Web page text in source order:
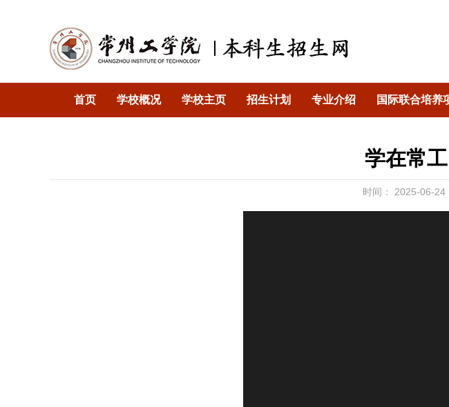
首页 学校概况 学校主页 招生计划 专业介绍 国际联合培养
学在常
时间： 2025-06-24